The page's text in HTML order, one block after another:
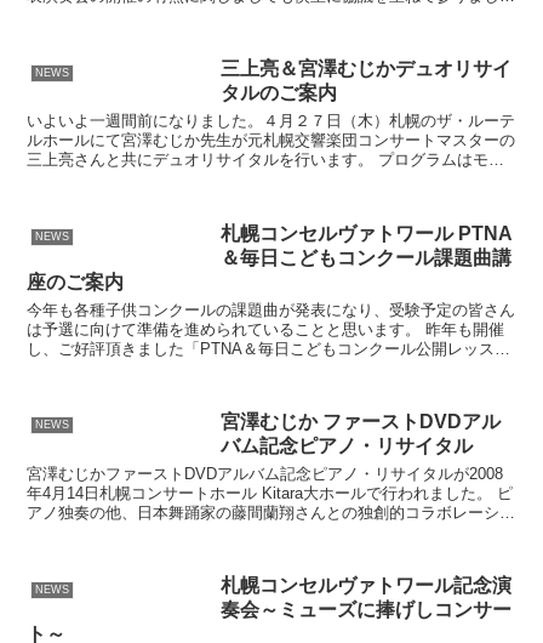
NEWS
三上亮＆宮澤むじかデュオリサイ
タルのご案内
いよいよ一週間前になりました。４月２７日（木）札幌のザ・ルーテ
ルホールにて宮澤むじか先生が元札幌交響楽団コンサートマスターの
三上亮さんと共にデュオリサイタルを行います。 プログラムはモー
NEWS
札幌コンセルヴァトワール PTNA
＆毎日こどもコンクール課題曲講
座のご案内
今年も各種子供コンクールの課題曲が発表になり、受験予定の皆さん
は予選に向けて準備を進められていることと思います。 昨年も開催
し、ご好評頂きました「PTNA＆毎日こどもコンクール公開レッスン
NEWS
宮澤むじか ファーストDVDアル
バム記念ピアノ・リサイタル
宮澤むじかファーストDVDアルバム記念ピアノ・リサイタルが2008
年4月14日札幌コンサートホール Kitara大ホールで行われました。 ピ
アノ独奏の他、日本舞踊家の藤間蘭翔さんとの独創的コラボレーショ
NEWS
札幌コンセルヴァトワール記念演
奏会～ミューズに捧げしコンサー
ト～